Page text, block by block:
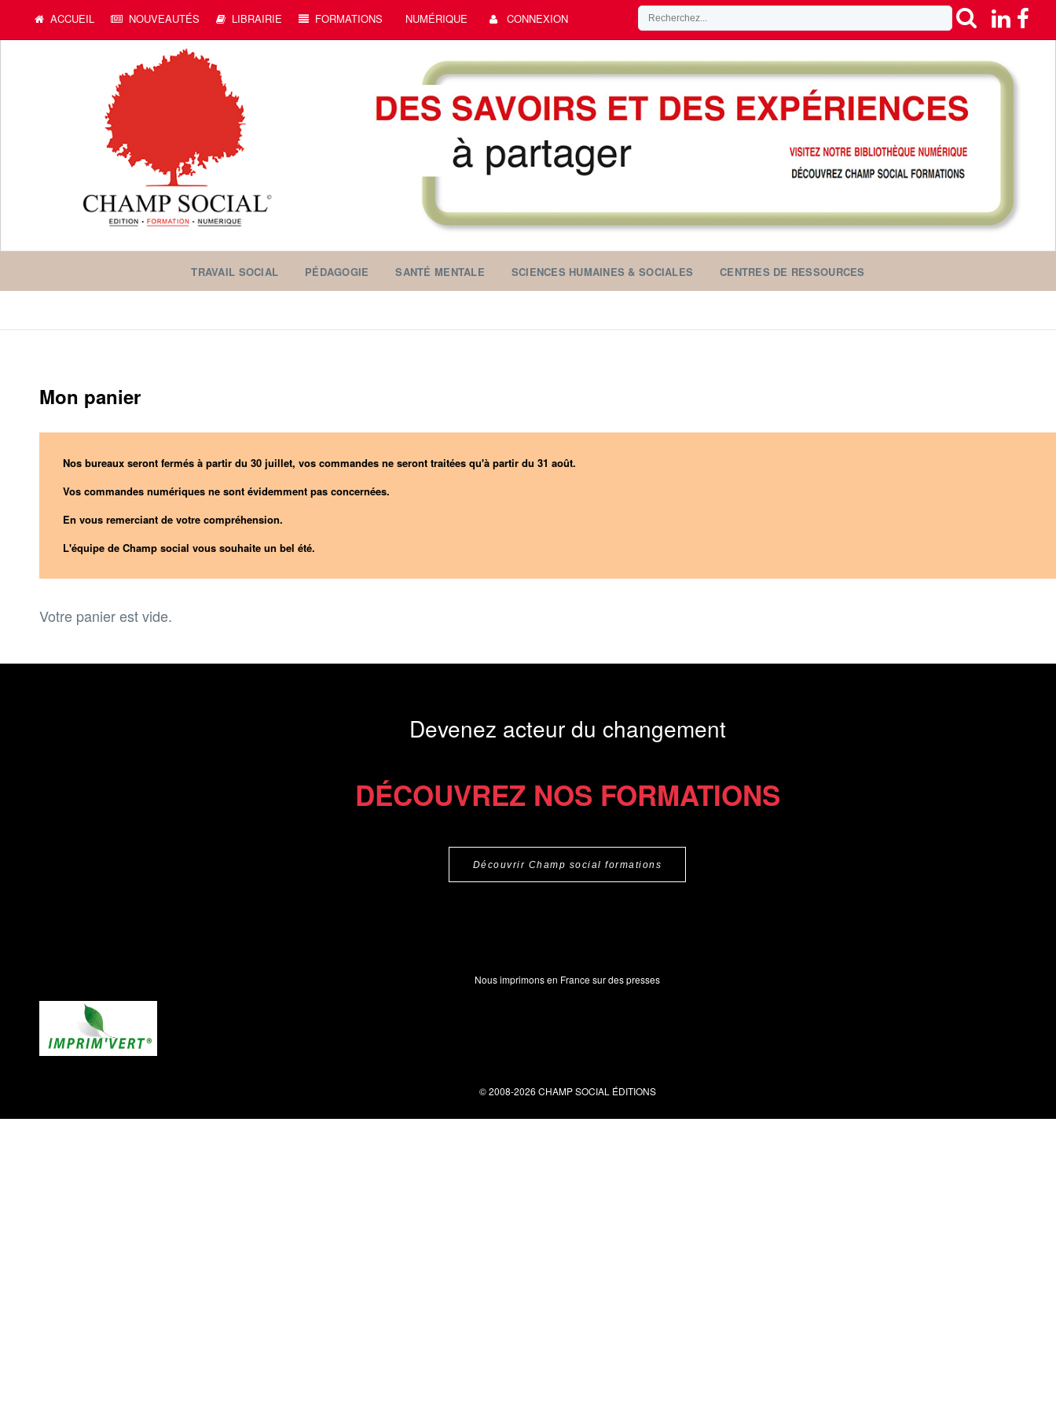
ACCUEIL NOUVEAUTÉS LIBRAIRIE FORMATIONS NUMÉRIQUE CONNEXION
TRAVAIL SOCIAL PÉDAGOGIE SANTÉ MENTALE SCIENCES HUMAINES & SOCIALES CENTRES DE RESSOURCES
Mon panier
Nos bureaux seront fermés à partir du 30 juillet, vos commandes ne seront traitées qu'à partir du 31 août.
Vos commandes numériques ne sont évidemment pas concernées.
En vous remerciant de votre compréhension.
L'équipe de Champ social vous souhaite un bel été.
Votre panier est vide.
Devenez acteur du changement
DÉCOUVREZ NOS FORMATIONS
Découvrir Champ social formations
Nous imprimons en France sur des presses
© 2008-2026 CHAMP SOCIAL ÉDITIONS